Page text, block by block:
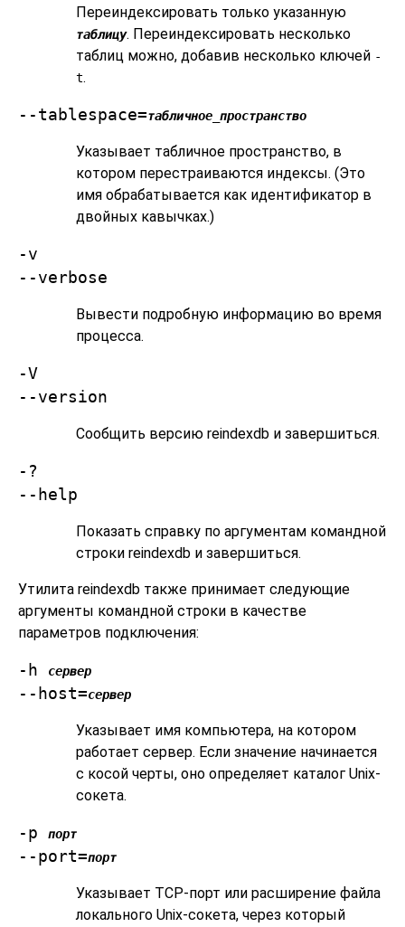
Переиндексировать только указанную
таблицу. Переиндексировать несколько
таблиц можно, добавив несколько ключей -
t.
--tablespace=табличное_пространство
Указывает табличное пространство, в
котором перестраиваются индексы. (Это
имя обрабатывается как идентификатор в
двойных кавычках.)
-v
--verbose
Вывести подробную информацию во время
процесса.
-V
--version
Сообщить версию reindexdb и завершиться.
-?
--help
Показать справку по аргументам командной
строки reindexdb и завершиться.
Утилита reindexdb также принимает следующие
аргументы командной строки в качестве
параметров подключения:
-h сервер
--host=сервер
Указывает имя компьютера, на котором
работает сервер. Если значение начинается
с косой черты, оно определяет каталог Unix-
сокета.
-p порт
--port=порт
Указывает TCP-порт или расширение файла
локального Unix-сокета, через который